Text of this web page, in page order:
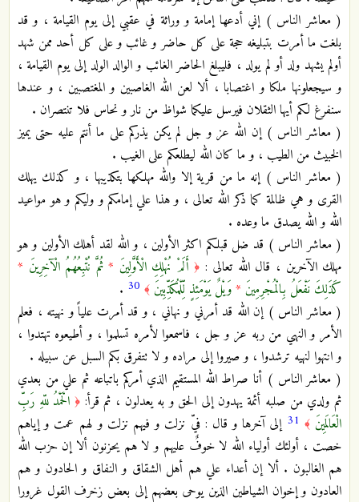
( معاشر الناس ) إني أدعها إمامة و وراثة في عقبي إلى يوم القيامة ، و قد
بلغت ما أمرت بتبليغه حجة على كل حاضر و غائب و على كل أحد ممن شهد
أولم يشهد ولد أو لم يولد ، فليبلغ الحاضر الغائب و الوالد الولد إلى يوم القيامة ،
و سيجعلونها ملكا و اغتصابا ، ألا لعن الله الغاصبين و المغتصبين ، و عندها
سنفرغ لكم أيها الثقلان فيرسل عليكما شواظ من نار و نحاس فلا تنتصران .
( معاشر الناس ) إن الله عز و جل لم يكن يذركم على ما أنتم عليه حتى يميز
الخبيث من الطيب ، و ما كان الله ليطلعكم على الغيب .
( معاشر الناس ) إنه ما من قرية إلا والله مهلكها بتكذيبها ، و كذلك يهلك
القرى و هي ظالمة كما ذكر الله تعالى ، و هذا علي إمامكم و وليكم و هو مواعيد
الله و الله يصدق ما وعده .
( معاشر الناس ) قد ضل قبلكم اكثر الأولين ، و الله لقد أهلك الأولين و هو
مهلك الآخرين ، قال الله تعالى : ﴿ أَلَمْ نُهْلِكِ الْأَوَّلِينَ *ثُمَّ نُتْبِعُهُمُ الْآخِرِينَ *
كَذَلِكَ نَفْعَلُ بِالْمُجْرِمِينَ *وَيْلٌ يَوْمَئِذٍ لِّلْمُكَذِّبِينَ ﴾ 30
.
( معاشر الناس ) إن الله قد أمرني و نهاني ، و قد أمرت علياً و نهيته ، فعلم
الأمر و النهي من ربه عز و جل ، فاسمعوا لأمره تسلموا ، و أطيعوه تهتدوا ،
و انتهوا لنهيه ترشدوا ، و صيروا إلى مراده و لا تتفرق بكم السبل عن سبيله .
( معاشر الناس ) أنا صراط الله المستقيم الذي أمركم باتباعه ثم علي من بعدي
ثم ولدي من صلبه أئمة يهدون إلى الحق و به يعدلون ، ثم قرأ:﴿ الْحَمْدُ للّهِ رَبِّ
الْعَالَمِينَ ﴾ 31 إلى آخرها و قال : فيّ نزلت و فيهم نزلت و لهم عمت و إياهم
خصت ، أولئك أولياء الله لا خوفٌ عليهم و لا هم يحزنون ألا إن حزب الله
هم الغالبون . ألا إن أعداء علي هم أهل الشقاق و النفاق و الحادون و هم
العادون و إخوان الشياطين الذين يوحى بعضهم إلى بعض زخرف القول غرورا